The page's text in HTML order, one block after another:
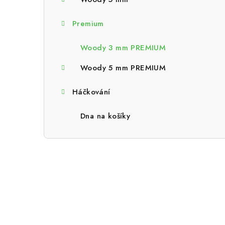
e
Premium
Woody 3 mm PREMIUM
Woody 5 mm PREMIUM
Háčkování
Dna na košíky